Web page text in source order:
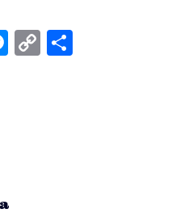
Messenger
Copy